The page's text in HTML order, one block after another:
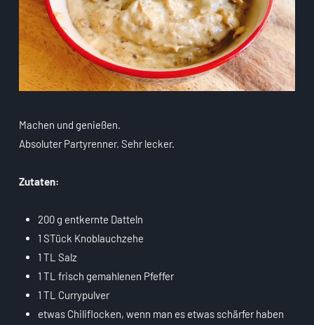
Machen und genießen.
Absoluter Partyrenner. Sehr lecker.
Zutaten:
200 g entkernte Datteln
1 STück Knoblauchzehe
1 TL Salz
1 TL frisch gemahlenen Pfeffer
1 TL Currypulver
etwas Chiliflocken, wenn man es etwas schärfer haben